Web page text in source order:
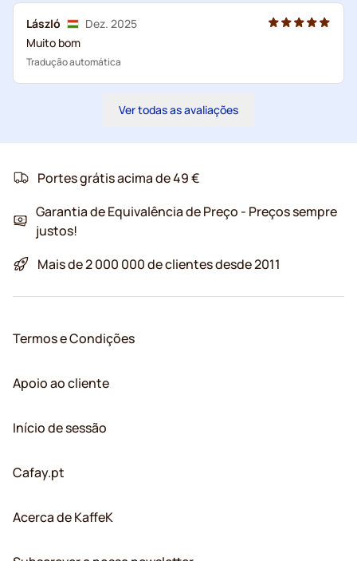
László
Dez. 2025
Muito bom
Tradução automática
Ver todas as avaliações
Portes grátis acima de 49 €
Garantia de Equivalência de Preço - Preços sempre
justos!
Mais de 2 000 000 de clientes desde 2011
Termos e Condições
Apoio ao cliente
Início de sessão
Cafay.pt
Acerca de KaffeK